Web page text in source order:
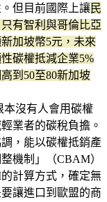
但目前國際上讓民
有智利與哥倫比亞
加坡幣5元，未來
碳權抵減企業5%
到50至80新加坡
本沒有人會用碳權
業者的碳稅負擔。
，能以碳權抵銷產
機制」（CBAM）
計算方式，確定無
讓進口到歐盟的商